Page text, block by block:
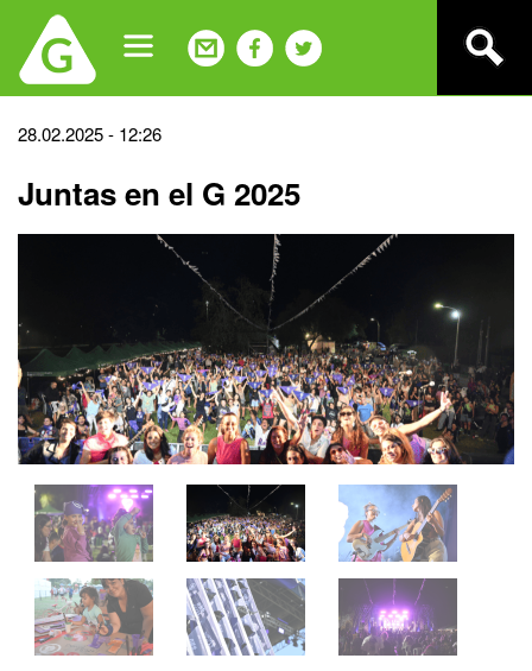
navigation
Back
top
28.02.2025 - 12:26
Juntas en el G 2025